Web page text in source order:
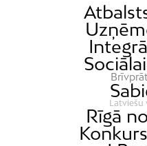
Latviešu
Rīgā